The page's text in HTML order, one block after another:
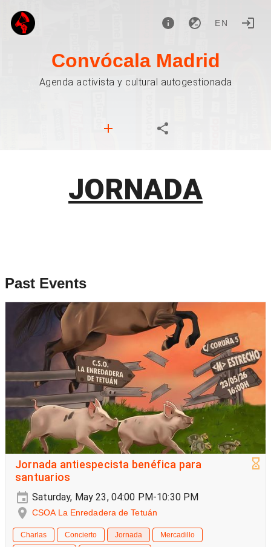
EN
Convócala Madrid
Agenda activista y cultural autogestionada
JORNADA
Past Events
Jornada antiespecista benéfica para
santuarios
Saturday, May 23, 04:00 PM-10:30 PM
CSOA La Enredadera de Tetuán
Charlas Concierto Jornada
Mercadillo